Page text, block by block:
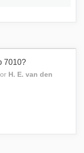
7010?
H. E. van den